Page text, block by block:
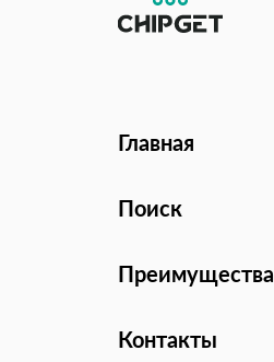
Главная
Поиск
Преимущества
Контакты